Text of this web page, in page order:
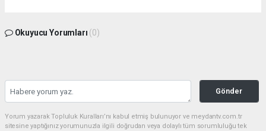
Okuyucu Yorumları (0)
Gönder
Yorum yazarak Topluluk Kuralları’nı kabul etmiş bulunuyor ve meydantv.com.tr
sitesine yaptığınız yorumunuzla ilgili doğrudan veya dolaylı tüm sorumluluğu tek